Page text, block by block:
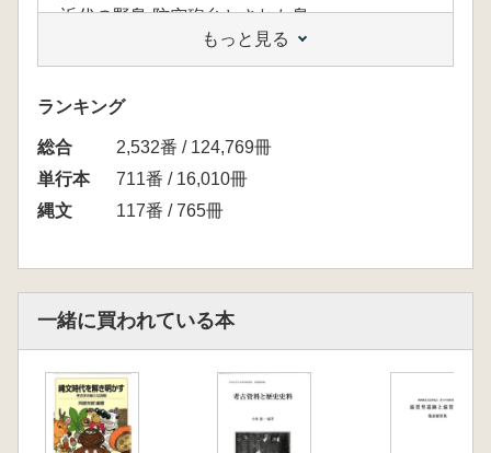
近代の野島 防空砲台とされた島
三浦半島考古学史と野島式土器の位置づけ
第2章 海との関り
海の形が変わる? 貝塚周辺の地形変化
マガキがヒント? 海水準のメルクマール
貝種にみる海域環境と海浜部の利用
イルカを食べる
トピックス 古DNA分析
ミクロの世界へようこそ 土器の混じり物
狩りをする
イエネコ碍ヤマネコ論争
トピツクス ネコの家畜化
もっと見る
ランキング
総合
2,532番 / 124,769冊
単行本
711番 / 16,010冊
縄文
117番 / 765冊
一緒に買われている本